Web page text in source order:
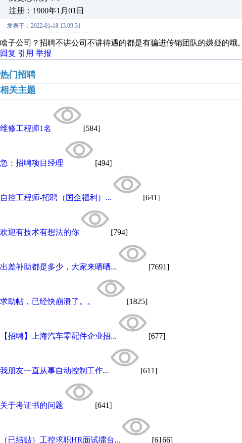
注册：1900年1月01日
发表于：2022-01-18 13:09:31
啥子公司？招聘不讲公司不讲待遇的都是有骗进传销团队的嫌疑的哦。
回复 引用 举报
热门招聘
相关主题
维修工程师1名 [584]
急：招聘项目经理 [494]
自控工程师-招聘（国企福利）... [641]
欢迎有技术有想法的你 [794]
出差补助都是多少，大家来晒晒... [7691]
求助帖，已经快崩溃了。。 [1825]
【招聘】上海汽车零配件企业招... [677]
我朋友一直从事自动控制工作... [611]
关于考证书的问题 [641]
（已结贴）工控求职HR面试擂台... [6166]